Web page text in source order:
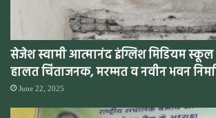
सेजेश स्वामी आत्मानंद इंग्लिश मिडियम
हालत चिंताजनक, मरम्मत व नवीन भवन
June 22, 2025